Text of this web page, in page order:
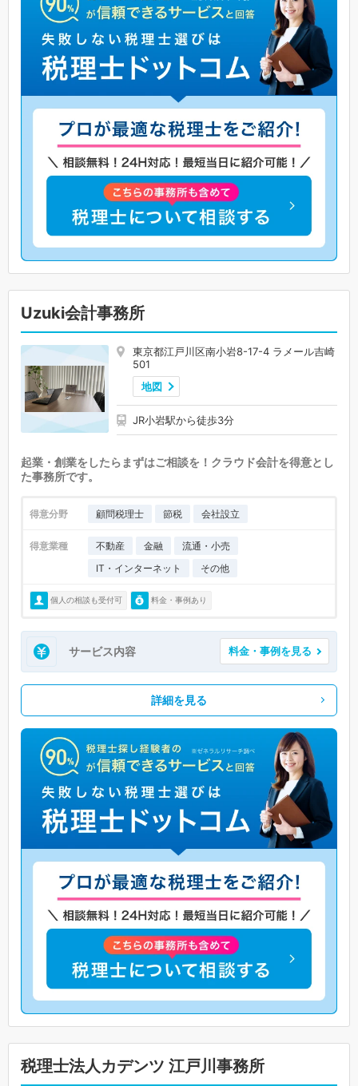
Uzuki会計事務所
東京都江戸川区南小岩8-17-4 ラメール吉崎
501
地図
JR小岩駅から徒歩3分
起業・創業をしたらまずはご相談を！クラウド会計を得意とし
た事務所です。
得意分野 顧問税理士 節税 会社設立
得意業種 不動産 金融
流通・小売
IT・インターネット
その他
個人の相談も受付可 料金・事例あり
サービス内容 料金・事例を見る
詳細を見る
税理士法人カデンツ 江戸川事務所